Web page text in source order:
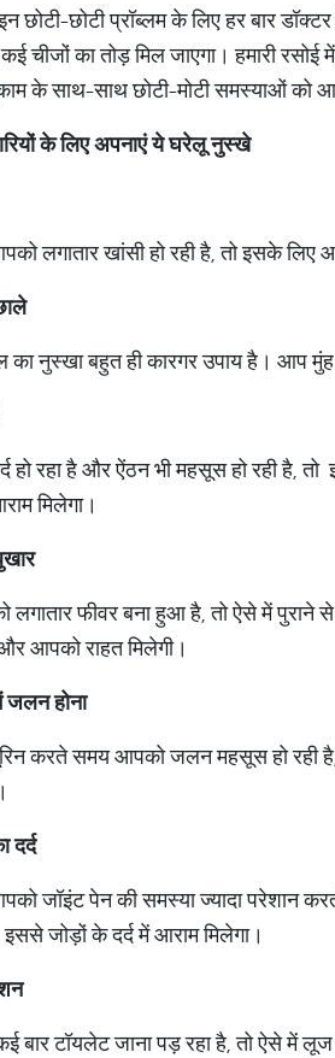
छोटी-छोटी प्रॉब्लम के लिए हर बार
चीजों का तोड़ मिल जाएगा। हमारी
के साथ-साथ छोटी-मोटी समस्याओं को
केलिएअपनाएंयेघरेलूनुस्खे
लगातार खांसी हो रही है, तो इसके लिए
नुस्खा बहुत ही कारगर उपाय है। आप
हो रहा है और ऐंठन भी महसूस हो रही है,
मिलेगा।
लगातार फीवर बना हुआ है, तो ऐसे में
आपको राहत मिलेगी।
जलनहोना
करते समय आपको जलन महसूस हो रही
दर्द
जॉइंट पेन की समस्या ज्यादा परेशान
जोड़ों के दर्द में आराम मिलेगा।
बार टॉयलेट जाना पड़ रहा है, तो ऐसे में